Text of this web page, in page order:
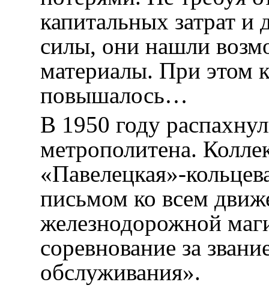
капитальных затрат и
силы, они нашли
материалы. При этом
повышалось…
В 1950 году
метрополитена.
«Павелецкая»-
письмом ко всем
железнодорожной
соревнование за
обслуживания».